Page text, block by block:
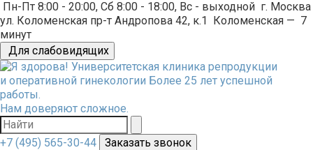
Пн-Пт 8:00 - 20:00, Сб 8:00 - 18:00, Вс - выходной г. Москва
ул. Коломенская пр-т Андропова 42, к.1 Коломенская — 7
минут
Для слабовидящих
Университетская клиника репродукции
и оперативной гинекологии Более 25 лет успешной
работы.
Нам доверяют сложное.
+7 (495) 565-30-44
Заказать звонок